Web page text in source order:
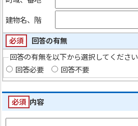
建物名、階
必須
回答の有無
回答の有無を以下から選択してください
回答必要
回答不要
必須 内容